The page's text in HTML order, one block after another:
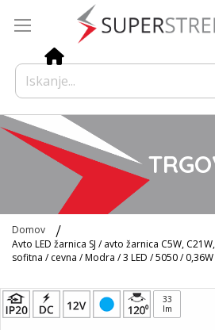
Domov
Avto LED žarnica SJ / avto žarnica C5W, C21W,
sofitna / cevna / Modra / 3 LED / 5050 /
Preskoči
na
33
lm